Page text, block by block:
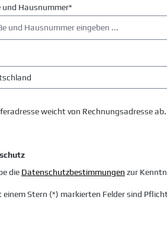
und Hausnummer*
weicht von Rechnungsadresse ab.
die Datenschutzbestimmungen zur
einem Stern (*) markierten Felder sind